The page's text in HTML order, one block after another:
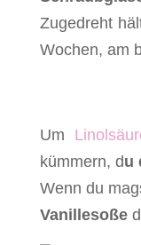
Zugedreht
Wochen, am
Um
kümmern, du
Wenn du
Vanillesoße